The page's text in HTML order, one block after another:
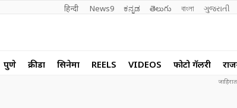
हिन्दी News9 ಕನ್ನಡ తెలుగు বাংলা ગુજરાતી
पुणे क्रीडा सिनेमा REELS VIDEOS फोटो गॅलरी